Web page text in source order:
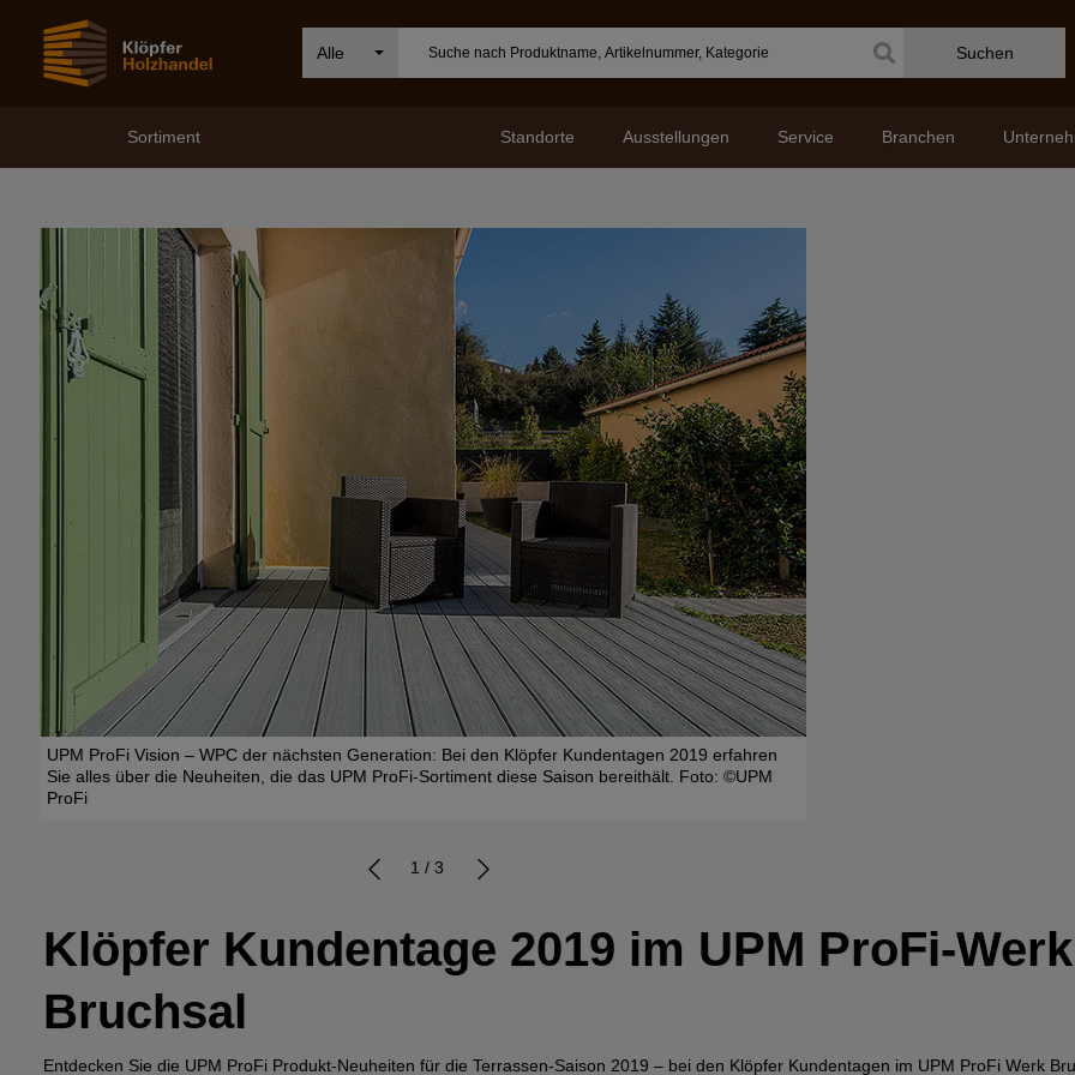
Alle Suchen
Branchen
Service
Ausstellungen
Standorte
Sortiment
UPM ProFi Vision – WPC der nächsten Generation: Bei den Klöpfer Kundentagen 2019 erfahren
Sie alles über die Neuheiten, die das UPM ProFi-Sortiment diese Saison bereithält. Foto: ©UPM
ProFi
1 / 3
Klöpfer Kundentage 2019 im UPM ProFi-
Bruchsal
Entdecken Sie die UPM ProFi Produkt-Neuheiten für die Terrassen-Saison 2019 – bei den Klöpfer Kundentagen im UPM ProFi Werk